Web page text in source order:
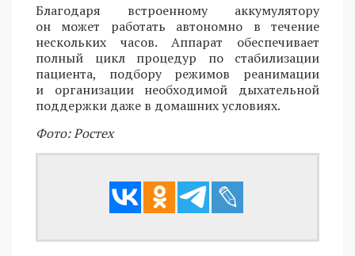
Благодаря встроенному аккумулятору
он может работать автономно в течение
нескольких часов. Аппарат обеспечивает
полный цикл процедур по стабилизации
пациента, подбору режимов реанимации
и организации необходимой дыхательной
поддержки даже в домашних условиях.
Фото: Ростех